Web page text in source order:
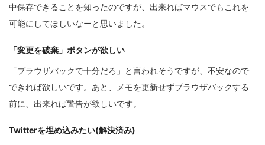
中保存できることを知ったのですが、出来ればマウスでもこれを
可能にしてほしいなーと思いました。
「変更を破棄」ボタンが欲しい
「ブラウザバックで十分だろ」と言われそうですが、不安なので
できれば欲しいです。あと、メモを更新せずブラウザバックする
前に、出来れば警告が欲しいです。
Twitterを埋め込みたい(解決済み)